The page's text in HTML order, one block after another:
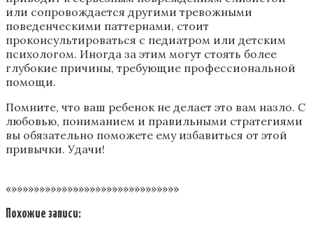
или сопровождается другими тревожными
поведенческими паттернами, стоит
проконсультироваться с педиатром или детским
психологом. Иногда за этим могут стоять более
глубокие причины, требующие профессиональной
помощи.
Помните, что ваш ребенок не делает это вам назло. С
любовью, пониманием и правильными стратегиями
вы обязательно поможете ему избавиться от этой
привычки. Удачи!
«»»»»»»»»»»»»»»»»»»»»»»»»»»»»»»
Похожие записи: